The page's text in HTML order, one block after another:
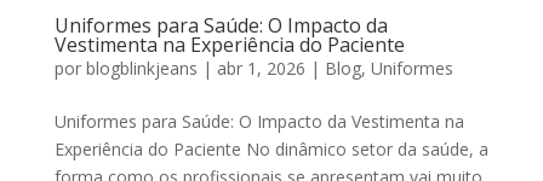
Uniformes para Saúde: O Impacto da
Vestimenta na Experiência do Paciente
por blogblinkjeans | abr 1, 2026 | Blog, Uniformes
Uniformes para Saúde: O Impacto da Vestimenta na
Experiência do Paciente No dinâmico setor da saúde, a